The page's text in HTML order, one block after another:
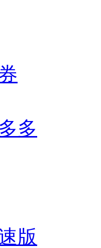
多
版